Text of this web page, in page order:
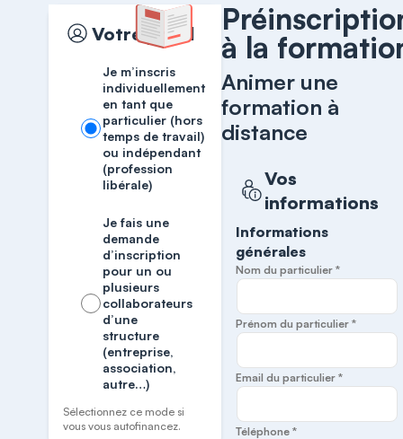
Votre profil
Je m’inscris
individuellement
en tant que
particulier (hors
temps de travail)
ou indépendant
(profession
libérale)
Je fais une
demande
d’inscription
pour un ou
plusieurs
collaborateurs
d’une
structure
(entreprise,
association,
autre…)
Sélectionnez ce mode si
vous vous autofinancez.
à la
Animer une
formation à
distance
Vos
informations
Informations
générales
Nom du particulier *
Prénom du particulier *
Email du particulier *
Téléphone *